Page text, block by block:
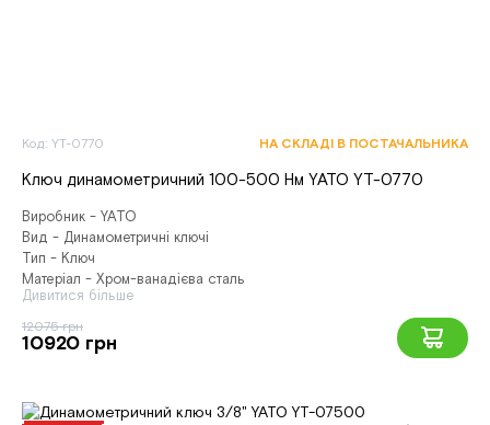
Код: YT-0770 НА СКЛАДІ В ПОСТАЧАЛЬНИКА
Ключ динамометричний 100-500 Нм YATO YT-0770
Виробник - YATO
Вид - Динамометричні ключі
Тип - Ключ
Матеріал - Хром-ванадієва сталь
Дивитися більше
12075 грн
10920 грн